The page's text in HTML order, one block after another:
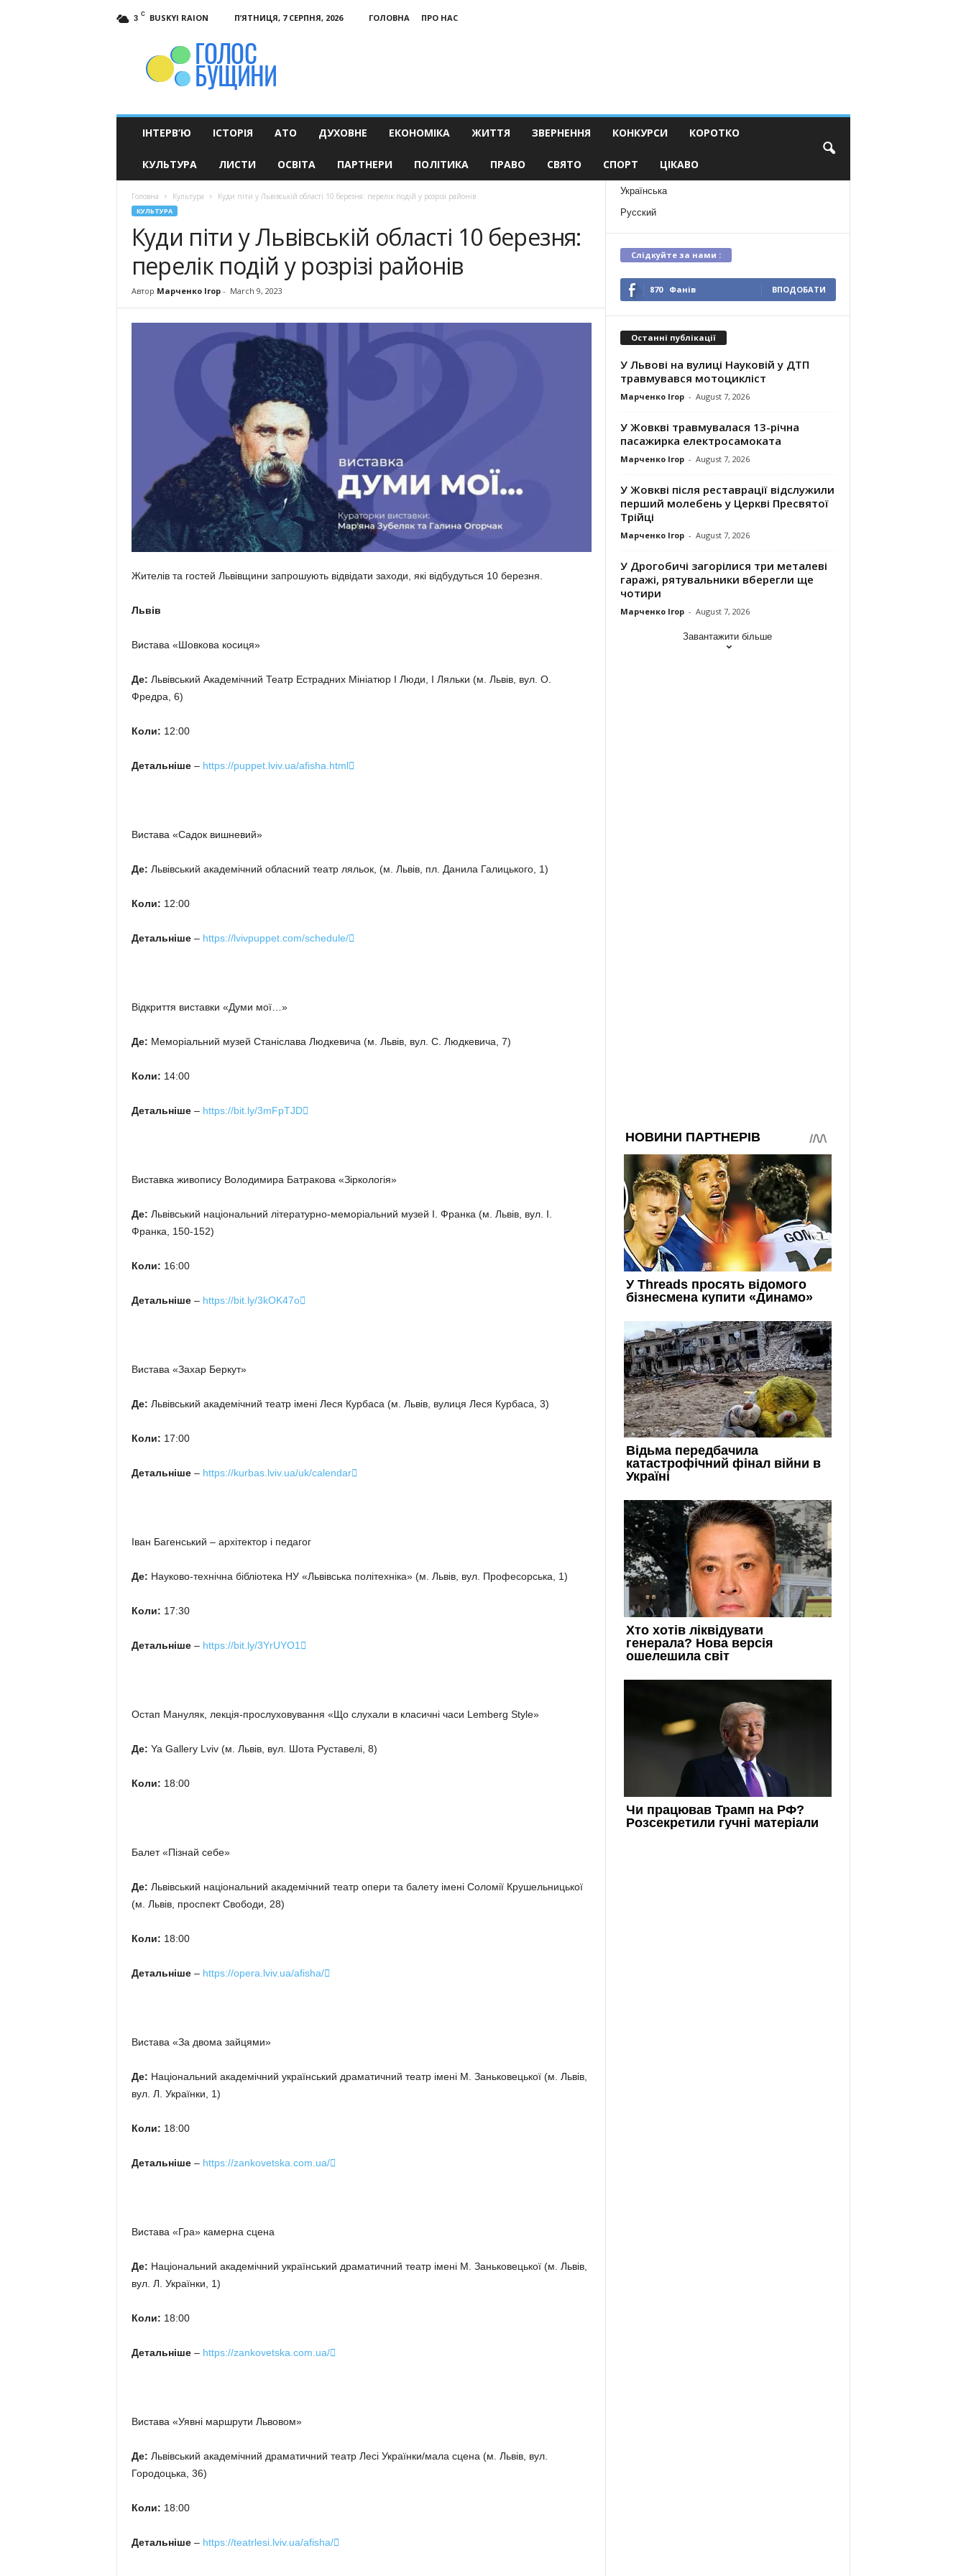
3 C BUSKYI RAION П’ЯТНИЦЯ, 7 СЕРПНЯ, 2026 ГОЛОВНА
ПРО НАС
ІНТЕРВ’Ю ІСТОРІЯ АТО ДУХОВНЕ ЕКОНОМІКА ЖИТТЯ ЗВЕРНЕННЯ КОНКУРСИ КОРОТКО
КУЛЬТУРА ЛИСТИ ОСВІТА ПАРТНЕРИ ПОЛІТИКА ПРАВО СВЯТО СПОРТ ЦІКАВО
Головна Культура Куди піти у Львівській області 10 березня: перелік подій у розрізі районів
КУЛЬТУРА
Куди піти у Львівській області 10 березня:
перелік подій у розрізі районів
Автор Марченко Ігор- March 9, 2023
Жителів та гостей Львівщини запрошують відвідати заходи, які відбудуться 10 березня.
Львів
Вистава «Шовкова косиця»
Де: Львівський Академічний Театр Естрадних Мініатюр І Люди, І Ляльки (м. Львів, вул. О.
Фредра, 6)
Коли: 12:00
Детальніше– https://puppet.lviv.ua/afisha.html
Вистава «Садок вишневий»
Де: Львівський академічний обласний театр ляльок, (м. Львів, пл. Данила Галицького, 1)
Коли: 12:00
Детальніше– https://lvivpuppet.com/schedule/
Відкриття виставки «Думи мої…»
Де: Меморіальний музей Станіслава Людкевича (м. Львів, вул. С. Людкевича, 7)
Коли: 14:00
Детальніше– https://bit.ly/3mFpTJD
Виставка живопису Володимира Батракова «Зіркологія»
Де: Львівський національний літературно-меморіальний музей І. Франка (м. Львів, вул. І.
Франка, 150-152)
Коли: 16:00
Детальніше– https://bit.ly/3kOK47o
Вистава «Захар Беркут»
Де: Львівський академічний театр імені Леся Курбаса (м. Львів, вулиця Леся Курбаса, 3)
Коли: 17:00
Детальніше– https://kurbas.lviv.ua/uk/calendar
Іван Багенський – архітектор і педагог
Де: Науково-технічна бібліотека НУ «Львівська політехніка» (м. Львів, вул. Професорська, 1)
Коли: 17:30
Детальніше– https://bit.ly/3YrUYO1 
Остап Мануляк, лекція-прослуховування «Що слухали в класичні часи Lemberg Style»
Де: Ya Gallery Lviv (м. Львів, вул. Шота Руставелі, 8)
Коли: 18:00
Балет «Пізнай себе»
Де: Львівський національний академічний театр опери та балету імені Соломії Крушельницької
(м. Львів, проспект Свободи, 28)
Коли: 18:00
Детальніше– https://opera.lviv.ua/afisha/
Вистава «За двома зайцями»
Де: Національний академічний український драматичний театр імені М. Заньковецької (м. Львів,
вул. Л. Українки, 1)
Коли: 18:00
Детальніше– https://zankovetska.com.ua/
Вистава «Гра» камерна сцена
Де: Національний академічний український драматичний театр імені М. Заньковецької (м. Львів,
вул. Л. Українки, 1)
Коли: 18:00
Детальніше– https://zankovetska.com.ua/
Вистава «Уявні маршрути Львовом»
Де: Львівський академічний драматичний театр Лесі Українки/мала сцена (м. Львів, вул.
Городоцька, 36)
Коли: 18:00
Детальніше– https://teatrlesi.lviv.ua/afisha/
Українська
Русский
Слідкуйте за нами :
870 Фанів ВПОДОБАТИ
Останні публікації
У Львові на вулиці Науковій у ДТП
травмувався мотоцикліст
Марченко Ігор - August 7, 2026
У Жовкві травмувалася 13-річна
пасажирка електросамоката
Марченко Ігор - August 7, 2026
У Жовкві після реставрації відслужили
перший молебень у Церкві Пресвятої
Трійці
Марченко Ігор - August 7, 2026
У Дрогобичі загорілися три металеві
гаражі, рятувальники вберегли ще
чотири
Марченко Ігор - August 7, 2026
Завантажити більше